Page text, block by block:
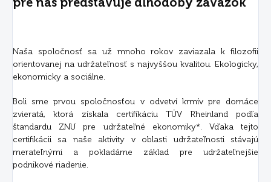
Naša spoločnosť sa už mnoho rokov zaviazala k filozofii
orientovanej na udržateľnosť s najvyššou kvalitou. Ekologicky,
ekonomicky a sociálne.
Boli sme prvou spoločnosťou v odvetví krmív pre domáce
zvieratá, ktorá získala certifikáciu TÜV Rheinland podľa
štandardu ZNU pre udržateľné ekonomiky*. Vďaka tejto
certifikácii sa naše aktivity v oblasti udržateľnosti stávajú
merateľnými a pokladáme základ pre udržateľnejšie
podnikové riadenie.